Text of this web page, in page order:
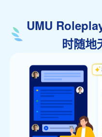
UMU
时随地